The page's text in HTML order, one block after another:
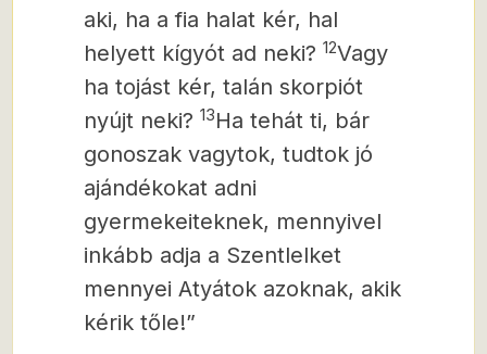
aki, ha a fia halat kér, hal
helyett kígyót ad neki? 12Vagy
ha tojást kér, talán skorpiót
nyújt neki? 13Ha tehát ti, bár
gonoszak vagytok, tudtok jó
ajándékokat adni
gyermekeiteknek, mennyivel
inkább adja a Szentlelket
mennyei Atyátok azoknak, akik
kérik tőle!”